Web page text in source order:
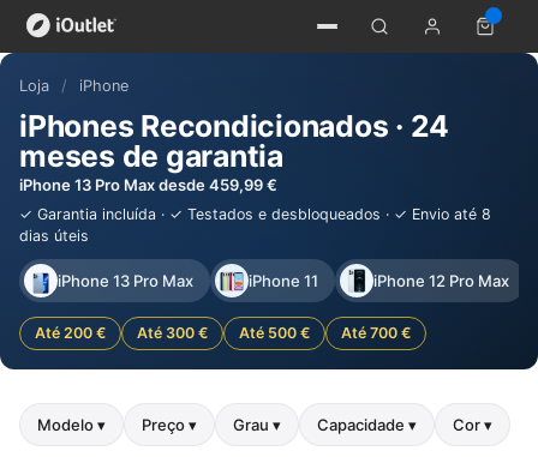
Loja / iPhone
iPhones Recondicionados · 24
meses de garantia
iPhone 13 Pro Max desde 459,99 €
✓ Garantia incluída · ✓ Testados e desbloqueados · ✓ Envio até 8
dias úteis
iPhone 13 Pro Max iPhone 11 iPhone 12 Pro Max
Até 200 € Até 300 € Até 500 € Até 700 €
Modelo ▾ Preço ▾ Grau ▾ Capacidade ▾ Cor ▾